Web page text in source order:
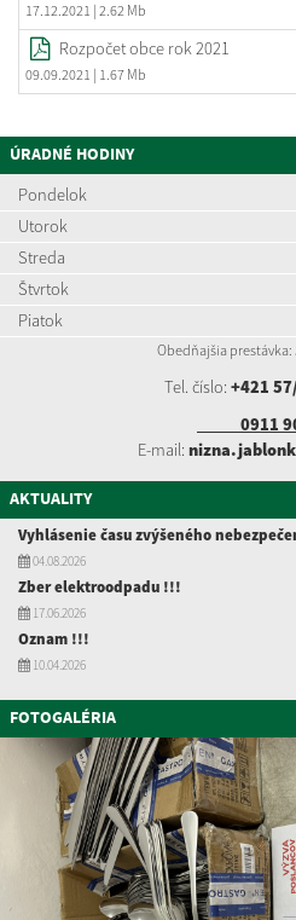
17.12.2021 | 2.62 Mb
Rozpočet obce rok 2021
09.09.2021 | 1.67 Mb
ÚRADNÉ HODINY
Pondelok
Utorok
Streda
Štvrtok
Piatok
Obedňajšia prestávka:
Tel. číslo: +421
0911
E-mail:
AKTUALITY
Vyhlásenie času zvýšeného
04.08.2026
Zber elektroodpadu !!!
17.06.2026
Oznam !!!
10.04.2026
FOTOGALÉRIA